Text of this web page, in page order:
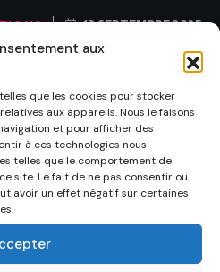
aux
que les cookies pour stocker
aux appareils. Nous le faisons
et pour afficher des
à ces technologies nous
telles que le comportement de
site. Le fait de ne pas consentir ou
avoir un effet négatif sur certaines
13 SEPTEMBRE 2025
et responsabilité de
droit Congolais :
3 SEPTEMBRE 2025
et l’inefficacité de la
forcés prévus
la synthèse de son